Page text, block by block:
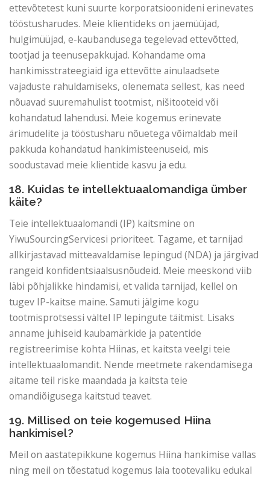
ettevõtetest kuni suurte korporatsioonideni erinevates
tööstusharudes. Meie klientideks on jaemüüjad,
hulgimüüjad, e-kaubandusega tegelevad ettevõtted,
tootjad ja teenusepakkujad. Kohandame oma
hankimisstrateegiaid iga ettevõtte ainulaadsete
vajaduste rahuldamiseks, olenemata sellest, kas need
nõuavad suuremahulist tootmist, nišitooteid või
kohandatud lahendusi. Meie kogemus erinevate
ärimudelite ja tööstusharu nõuetega võimaldab meil
pakkuda kohandatud hankimisteenuseid, mis
soodustavad meie klientide kasvu ja edu.
18. Kuidas te intellektuaalomandiga ümber
käite?
Teie intellektuaalomandi (IP) kaitsmine on
YiwuSourcingServicesi prioriteet. Tagame, et tarnijad
allkirjastavad mitteavaldamise lepingud (NDA) ja järgivad
rangeid konfidentsiaalsusnõudeid. Meie meeskond viib
läbi põhjalikke hindamisi, et valida tarnijad, kellel on
tugev IP-kaitse maine. Samuti jälgime kogu
tootmisprotsessi vältel IP lepingute täitmist. Lisaks
anname juhiseid kaubamärkide ja patentide
registreerimise kohta Hiinas, et kaitsta veelgi teie
intellektuaalomandit. Nende meetmete rakendamisega
aitame teil riske maandada ja kaitsta teie
omandiõigusega kaitstud teavet.
19. Millised on teie kogemused Hiina
hankimisel?
Meil on aastatepikkune kogemus Hiina hankimise vallas
ning meil on tõestatud kogemus laia tootevaliku edukal